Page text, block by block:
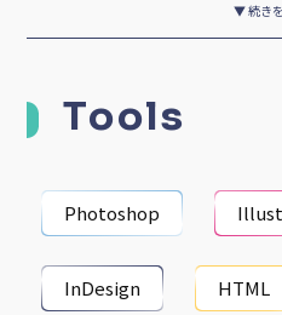
バナー・POPデザイン
書籍・冊子デザイン
▼ 続き
Tools
Photoshop
InDesign HTML